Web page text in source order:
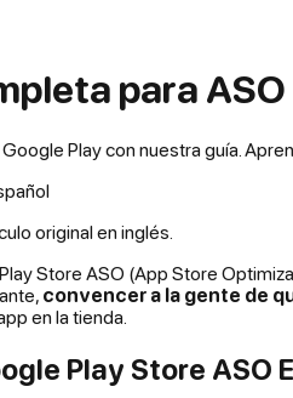
para
Play con nuestra guía.
original en inglés.
Store ASO (App Store
convencer a la gente de
en la tienda.
Play Store ASO